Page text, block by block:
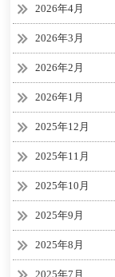
2026年4月
2026年3月
2026年2月
2026年1月
2025年12月
2025年11月
2025年10月
2025年9月
2025年8月
2025年7月